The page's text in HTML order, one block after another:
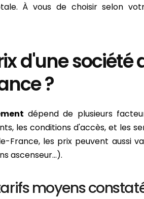
À vous de choisir selon
d'une
?
dépend de plusieurs
les conditions d'accès, et les
France, les prix peuvent aussi
ascenseur...).
moyens